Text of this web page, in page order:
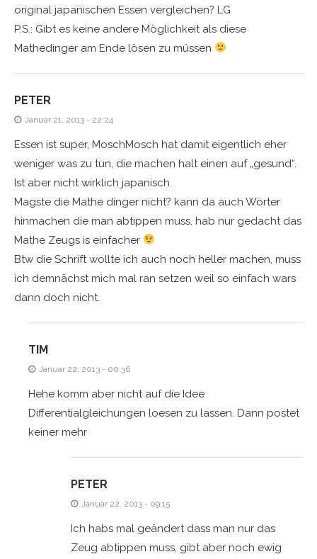
original japanischen Essen vergleichen? LG
P.S.: Gibt es keine andere Möglichkeit als diese
Mathedinger am Ende lösen zu müssen
PETER
Januar 21, 2013 - 22:24
Essen ist super, MoschMosch hat damit eigentlich eher
weniger was zu tun, die machen halt einen auf „gesund“.
Ist aber nicht wirklich japanisch.
Magste die Mathe dinger nicht? kann da auch Wörter
hinmachen die man abtippen muss, hab nur gedacht das
Mathe Zeugs is einfacher
Btw die Schrift wollte ich auch noch heller machen, muss
ich demnächst mich mal ran setzen weil so einfach wars
dann doch nicht.
TIM
Januar 22, 2013 - 00:36
Hehe komm aber nicht auf die Idee
Differentialgleichungen loesen zu lassen. Dann postet
keiner mehr
PETER
Januar 22, 2013 - 09:15
Ich habs mal geändert dass man nur das
Zeug abtippen muss, gibt aber noch ewig